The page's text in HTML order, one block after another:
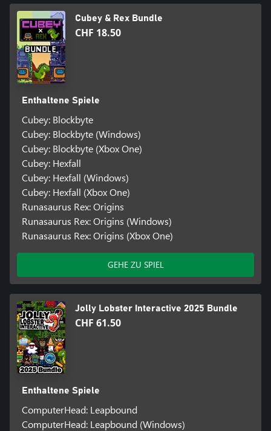
Cubey & Rex Bundle
CHF 18.50
Enthaltene Spiele
Cubey: Blockbyte
Cubey: Blockbyte (Windows)
Cubey: Blockbyte (Xbox One)
Cubey: Hexfall
Cubey: Hexfall (Windows)
Cubey: Hexfall (Xbox One)
Runasaurus Rex: Origins
Runasaurus Rex: Origins (Windows)
Runasaurus Rex: Origins (Xbox One)
GEHE ZU SPIEL
Jolly Lobster Interactive 2025 Bundle
CHF 61.50
Enthaltene Spiele
ComputerHead: Leapbound
ComputerHead: Leapbound (Windows)